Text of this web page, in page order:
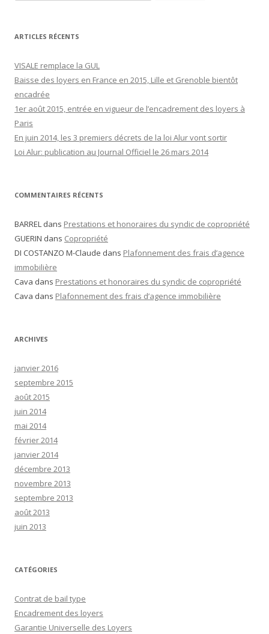
ARTICLES RÉCENTS
VISALE remplace la GUL
Baisse des loyers en France en 2015, Lille et Grenoble bientôt
encadrée
1er août 2015, entrée en vigueur de l’encadrement des loyers à
Paris
En juin 2014, les 3 premiers décrets de la loi Alur vont sortir
Loi Alur: publication au Journal Officiel le 26 mars 2014
COMMENTAIRES RÉCENTS
BARREL dans Prestations et honoraires du syndic de copropriété
GUERIN dans Copropriété
DI COSTANZO M-Claude dans Plafonnement des frais d’agence
immobilière
Cava dans Prestations et honoraires du syndic de copropriété
Cava dans Plafonnement des frais d’agence immobilière
ARCHIVES
janvier 2016
septembre 2015
août 2015
juin 2014
mai 2014
février 2014
janvier 2014
décembre 2013
novembre 2013
septembre 2013
août 2013
juin 2013
CATÉGORIES
Contrat de bail type
Encadrement des loyers
Garantie Universelle des Loyers